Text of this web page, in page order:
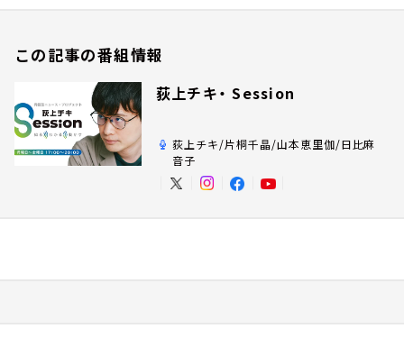
この記事の番組情報
荻上チキ・ Session
荻上チキ/片桐千晶/山本恵里伽/日比麻
音子